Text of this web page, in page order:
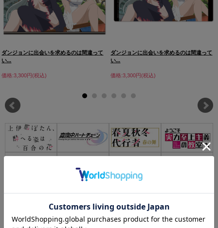
ダンジョンに出会いを求めるのは間違って
い...
価格:3,300円(税込)
ダンジョンに出会いを求めるのは間違って
い...
価格:3,300円(税込)